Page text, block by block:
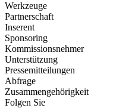
Werkzeuge
Partnerschaft
Inserent
Sponsoring
Kommissionsnehmer
Unterstützung
Pressemitteilungen
Abfrage
Zusammengehörigkeit
Folgen Sie